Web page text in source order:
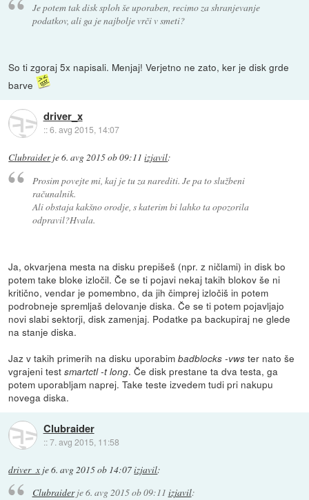
Je potem tak disk sploh še uporaben, recimo za shranjevanje
podatkov, ali ga je najbolje vrči v smeti?
So ti zgoraj 5x napisali. Menjaj! Verjetno ne zato, ker je disk grde
barve
driver_x
::6. avg 2015, 14:07
Clubraiderje6. avg 2015 ob 09:11 izjavil:
Prosim povejte mi, kaj je tu za narediti. Je pa to službeni
računalnik.
Ali obstaja kakšno orodje, s katerim bi lahko ta opozorila
odpravil?Hvala.
Ja, okvarjena mesta na disku prepišeš (npr. z ničlami) in disk bo
potem take bloke izločil. Če se ti pojavi nekaj takih blokov še ni
kritično, vendar je pomembno, da jih čimprej izločiš in potem
podrobneje spremljaš delovanje diska. Če se ti potem pojavljajo
novi slabi sektorji, disk zamenjaj. Podatke pa backupiraj ne glede
na stanje diska.
Jaz v takih primerih na disku uporabimbadblocks -vws ter nato še
vgrajeni testsmartctl -t long. Če disk prestane ta dva testa, ga
potem uporabljam naprej. Take teste izvedem tudi pri nakupu
novega diska.
Clubraider
::7. avg 2015, 11:58
driver_x je6. avg 2015 ob 14:07izjavil:
Clubraiderje6. avg 2015 ob 09:11 izjavil: